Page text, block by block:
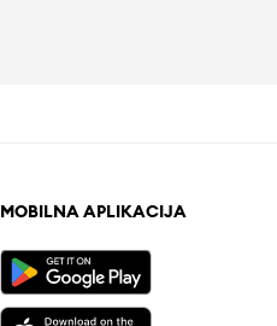
MOBILNA APLIKACIJA